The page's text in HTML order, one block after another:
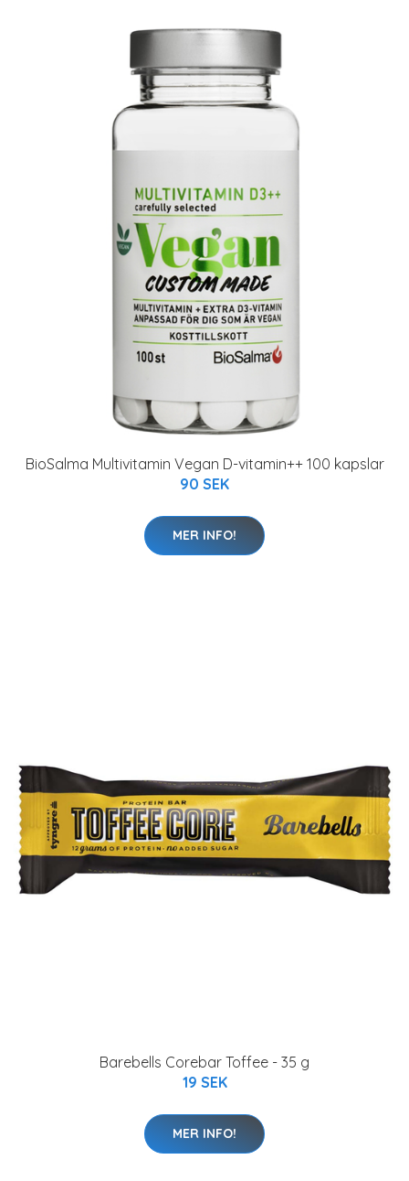
BioSalma Multivitamin Vegan D-vitamin++ 100 kapslar
90 SEK
MER INFO!
Barebells Corebar Toffee - 35 g
19 SEK
MER INFO!